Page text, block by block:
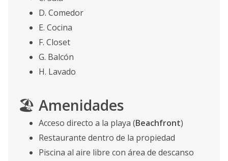
D. Comedor
E. Cocina
F. Closet
G. Balcón
H. Lavado
🏖️ Amenidades
Acceso directo a la playa (Beachfront)
Restaurante dentro de la propiedad
Piscina al aire libre con área de descanso